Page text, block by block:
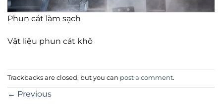
Phun cát làm sạch
Vật liệu phun cát khô
Trackbacks are closed, but you can post a comment.
← Previous